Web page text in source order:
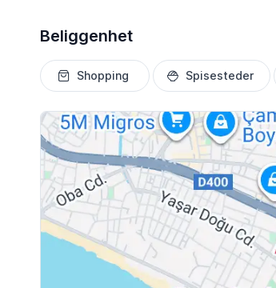
Beliggenhet
Shopping Spisesteder